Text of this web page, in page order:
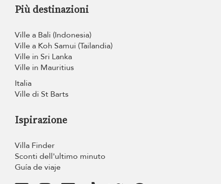
Più destinazioni
Ville a Bali (Indonesia)
Ville a Koh Samui (Tailandia)
Ville in Sri Lanka
Ville in Mauritius
Italia
Ville di St Barts
Ispirazione
Villa Finder
Sconti dell'ultimo minuto
Guía de viaje